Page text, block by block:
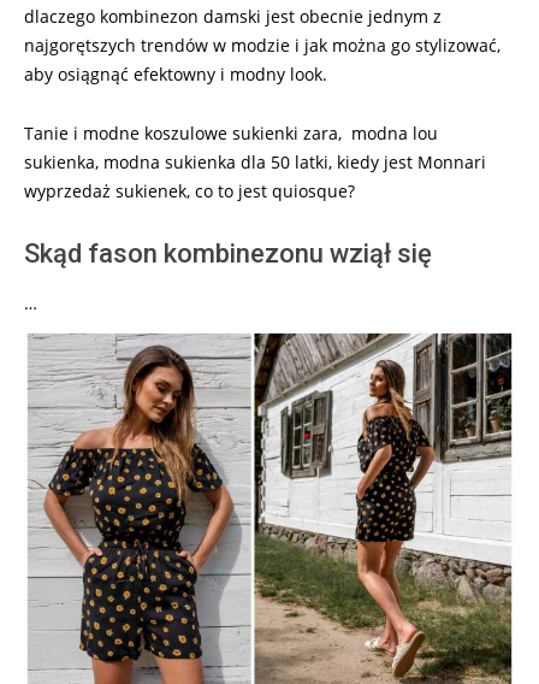
dlaczego kombinezon damski jest obecnie jednym z
najgorętszych trendów w modzie i jak można go stylizować,
aby osiągnąć efektowny i modny look.
Tanie i modne koszulowe sukienki zara, modna lou
sukienka, modna sukienka dla 50 latki, kiedy jest Monnari
wyprzedaż sukienek, co to jest quiosque?
Skąd fason kombinezonu wziął się
…